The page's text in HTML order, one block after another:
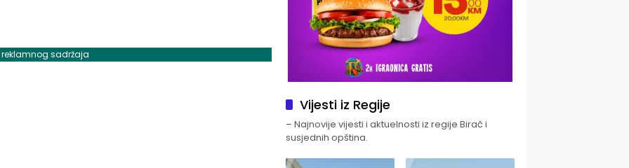
reklamnog sadržaja
Vijesti iz Regije
– Najnovije vijesti i aktuelnosti iz regije Birač i
susjednih opština.